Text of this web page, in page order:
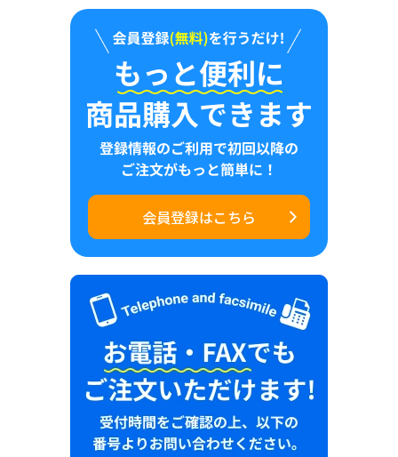
会員登録はこちら